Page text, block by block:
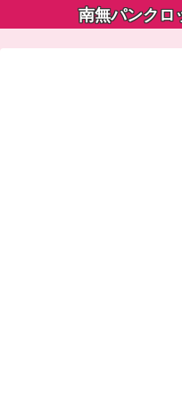
南無パンクロ